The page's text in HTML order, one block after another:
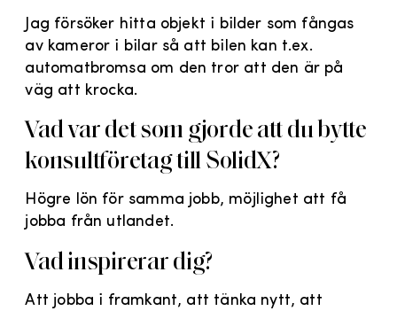
Jag försöker hitta objekt i bilder som fångas
av kameror i bilar så att bilen kan t.ex.
automatbromsa om den tror att den är på
väg att krocka.
Vad var det som gjorde att du bytte
konsultföretag till SolidX?
Högre lön för samma jobb, möjlighet att få
jobba från utlandet.
Vad inspirerar dig?
Att jobba i framkant, att tänka nytt, att